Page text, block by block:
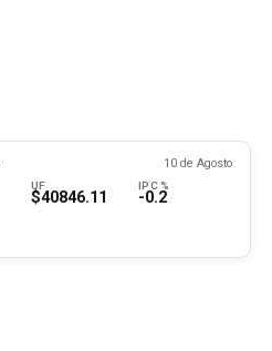
10 de Agosto
UF
$40846.11
IPC %
-0.2